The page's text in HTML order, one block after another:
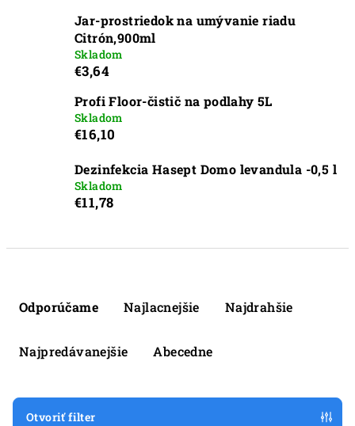
Jar-prostriedok na umývanie riadu
Citrón,900ml
Skladom
€3,64
Profi Floor-čistič na podlahy 5L
Skladom
€16,10
Dezinfekcia Hasept Domo levandula -0,5 l
Skladom
€11,78
Odporúčame Najlacnejšie Najdrahšie
Najpredávanejšie Abecedne
Otvoriť filter